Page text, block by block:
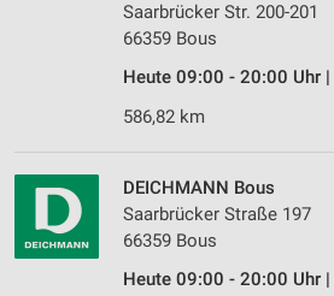
Saarbrücker Str. 200-201
66359 Bous
Heute 09:00 - 20:00 Uhr |
586,82 km
DEICHMANN Bous
Saarbrücker Straße 197
66359 Bous
Heute 09:00 - 20:00 Uhr |